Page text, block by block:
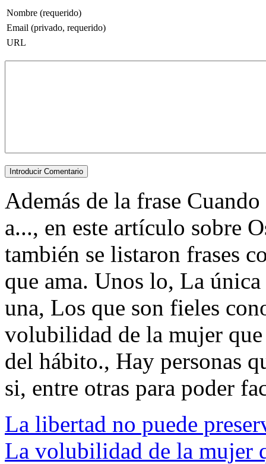
Nombre (requerido)
Email (privado, requerido)
URL
Además de la frase
a..., en este artículo sobre
también se listaron frases
que ama. Unos lo, La
una, Los que son fieles
volubilidad de la mujer
del hábito., Hay personas
si, entre otras para poder
La libertad no puede
La volubilidad de la mujer